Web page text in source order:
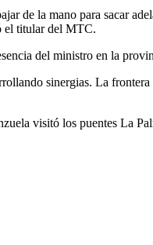
de la mano para sacar
el titular del MTC.
del ministro en la
sinergias. La
visitó los puentes La